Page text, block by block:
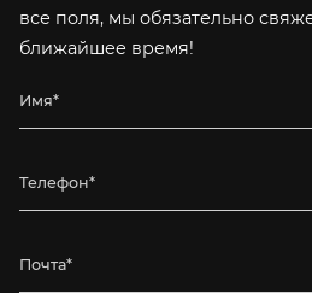
все поля, мы обязательно
ближайшее время!